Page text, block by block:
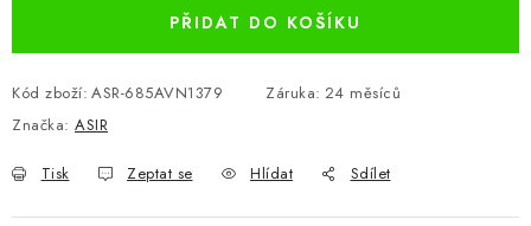
PŘIDAT DO KOŠÍKU
Kód zboží: ASR-685AVN1379 Záruka: 24 měsíců
Značka: ASIR
Tisk Zeptat se Hlídat Sdílet